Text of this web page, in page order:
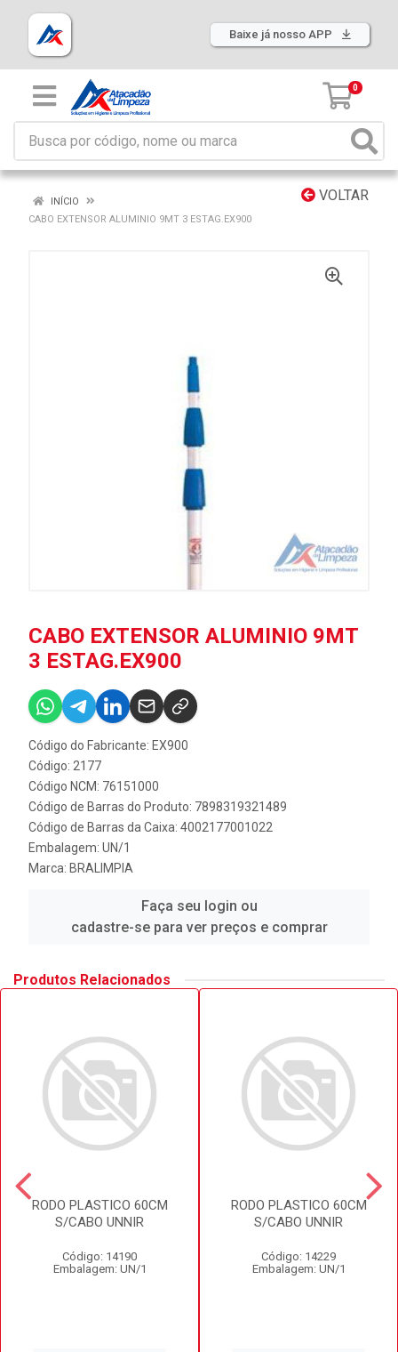
Baixe já nosso APP
0
VOLTAR
INÍCIO
CABO EXTENSOR ALUMINIO 9MT 3 ESTAG.EX900
CABO EXTENSOR ALUMINIO 9MT
3 ESTAG.EX900
Código do Fabricante: EX900
Código: 2177
Código NCM: 76151000
Código de Barras do Produto: 7898319321489
Código de Barras da Caixa: 4002177001022
Embalagem: UN/1
Marca: BRALIMPIA
Faça seu login ou
cadastre-se para ver preços e comprar
Produtos Relacionados
RODO PLASTICO 60CM
S/CABO UNNIR
Código: 14190
Embalagem: UN/1
RODO PLASTICO 60CM
S/CABO UNNIR
Código: 14229
Embalagem: UN/1